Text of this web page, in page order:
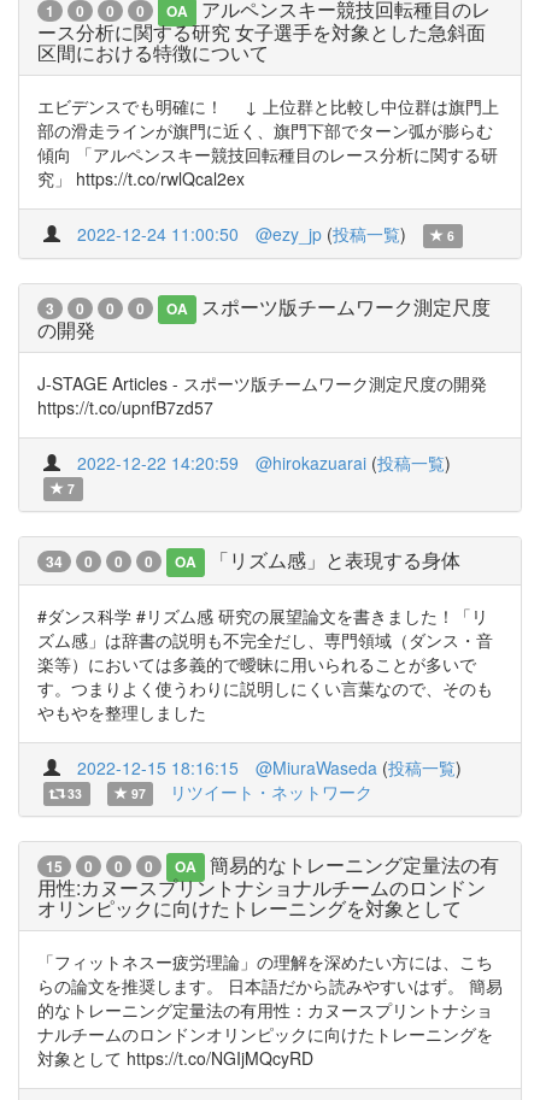
1 0 0 0 OA
アルペンスキー競技回転種目のレ
ース分析に関する研究 女子選手を対象とした急斜面
区間における特徴について
エビデンスでも明確に！ ↓ 上位群と比較し中位群は旗門上
部の滑走ラインが旗門に近く、旗門下部でターン弧が膨らむ
傾向 「アルペンスキー競技回転種目のレース分析に関する研
究」 https://t.co/rwlQcal2ex
2022-12-24 11:00:50 @ezy_jp (投稿一覧) 6
3 0 0 0 OA
スポーツ版チームワーク測定尺度
の開発
J-STAGE Articles - スポーツ版チームワーク測定尺度の開発
https://t.co/upnfB7zd57
2022-12-22 14:20:59 @hirokazuarai (投稿一覧)
7
34 0 0 0 OA 「リズム感」と表現する身体
#ダンス科学 #リズム感 研究の展望論文を書きました！「リ
ズム感」は辞書の説明も不完全だし、専門領域（ダンス・音
楽等）においては多義的で曖昧に用いられることが多いで
す。つまりよく使うわりに説明しにくい言葉なので、そのも
やもやを整理しました
2022-12-15 18:16:15 @MiuraWaseda (投稿一覧)
33 97 リツイート・ネットワーク
15 0 0 0 OA
簡易的なトレーニング定量法の有
用性:カヌースプリントナショナルチームのロンドン
オリンピックに向けたトレーニングを対象として
「フィットネスー疲労理論」の理解を深めたい方には、こち
らの論文を推奨します。 日本語だから読みやすいはず。 簡易
的なトレーニング定量法の有用性：カヌースプリントナショ
ナルチームのロンドンオリンピックに向けたトレーニングを
対象として https://t.co/NGIjMQcyRD